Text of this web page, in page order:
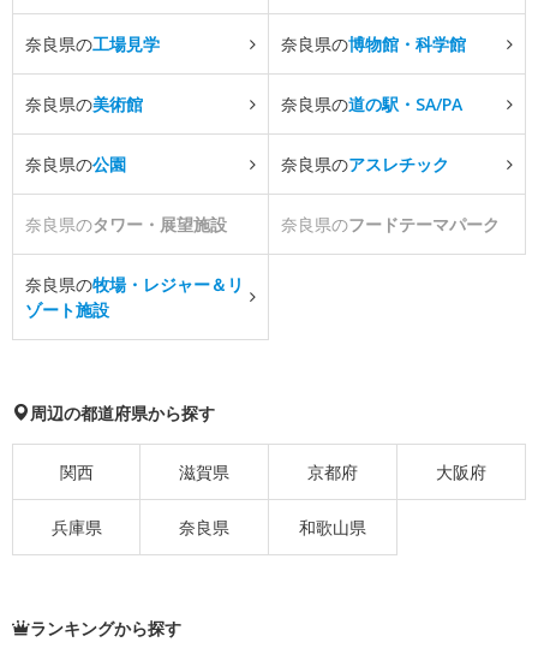
奈良県の工場見学 奈良県の博物館・科学館
奈良県の美術館 奈良県の道の駅・SA/PA
奈良県の公園 奈良県のアスレチック
奈良県のタワー・展望施設 奈良県のフードテーマパーク
奈良県の牧場・レジャー＆リ
ゾート施設
周辺の都道府県から探す
関西 滋賀県 京都府 大阪府
兵庫県 奈良県 和歌山県
ランキングから探す